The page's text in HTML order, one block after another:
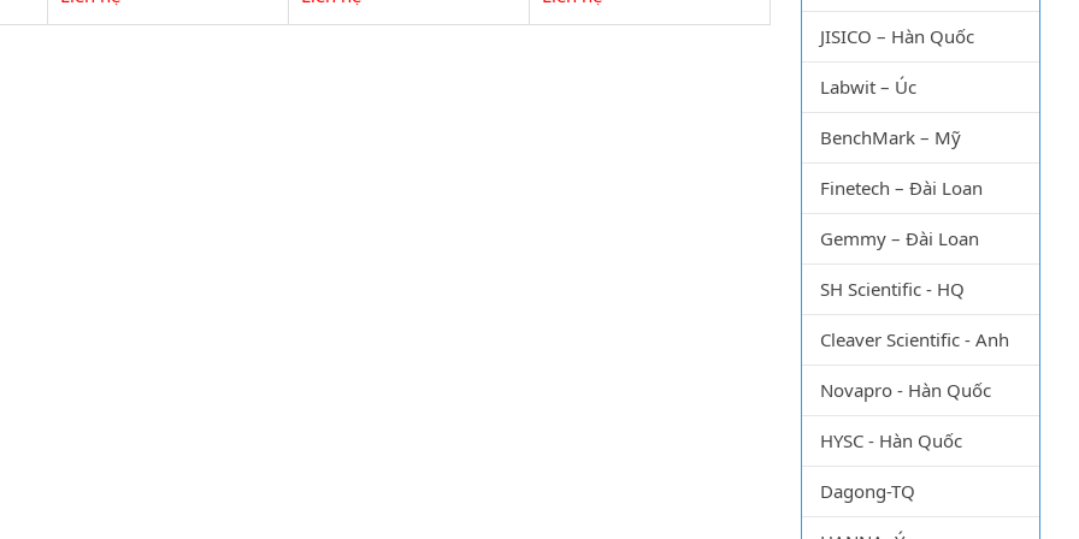
JISICO – Hàn Quốc
Labwit – Úc
BenchMark – Mỹ
Finetech – Đài Loan
Gemmy – Đài Loan
SH Scientific - HQ
Cleaver Scientific - Anh
Novapro - Hàn Quốc
HYSC - Hàn Quốc
Dagong-TQ